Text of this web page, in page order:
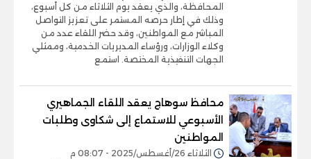
المحافظة، والذي يعقد يوم الثلاثاء من كل أسبوع،
وذلك في إطار حرصه المستمر على تعزيز التواصل
المباشر مع المواطنين، وقد حضر اللقاء عدد من
وكلاء الوزارات، ورؤساء المديريات الخدمية، وممثلي
الجهات التنفيذية المختصة. استمع
محافظ سوهاج يعقد اللقاء الجماهيري
الأسبوعي للاستماع إلى شكاوى وطلبات
المواطنين
الثلاثاء 26/أغسطس/2025 - 08:07 م